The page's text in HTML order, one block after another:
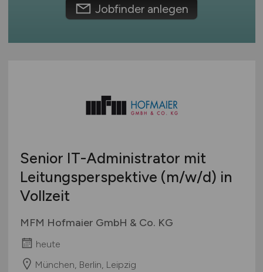
International
Jobfinder anlegen
Senior IT-Administrator mit
Leitungsperspektive (m/w/d) in
Vollzeit
MFM Hofmaier GmbH & Co. KG
heute
München, Berlin, Leipzig